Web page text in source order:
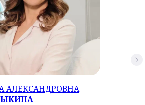
АЛЕКСАНДРОВНА